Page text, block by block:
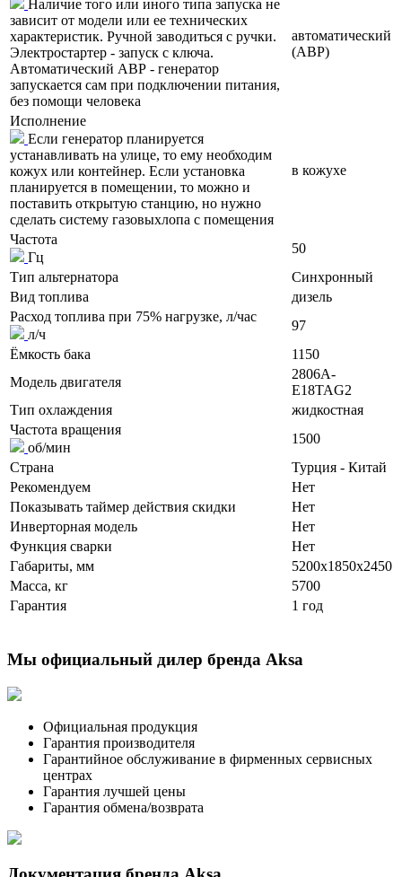
Наличие того или иного типа запуска не
зависит от модели или ее технических
характеристик. Ручной заводиться с ручки.
Электростартер - запуск с ключа.
Автоматический АВР - генератор
запускается сам при подключении питания,
без помощи человека
автоматический
(АВР)
Исполнение
Если генератор планируется
устанавливать на улице, то ему необходим
кожух или контейнер. Если установка
планируется в помещении, то можно и
поставить открытую станцию, но нужно
сделать систему газовыхлопа с помещения
в кожухе
Частота
Гц
50
Тип альтернатора
Синхронный
Вид топлива
дизель
Расход топлива при 75% нагрузке, л/час
л/ч
97
Ёмкость бака
1150
Модель двигателя
2806A-
E18TAG2
Тип охлаждения
жидкостная
Частота вращения
об/мин
1500
Страна
Турция - Китай
Рекомендуем
Нет
Показывать таймер действия скидки
Нет
Инверторная модель
Нет
Функция сварки
Нет
Габариты, мм
5200x1850x2450
Масса, кг
5700
Гарантия
1 год
Мы официальный дилер бренда Aksa
Официальная продукция
Гарантия производителя
Гарантийное обслуживание в фирменных сервисных
центрах
Гарантия лучшей цены
Гарантия обмена/возврата